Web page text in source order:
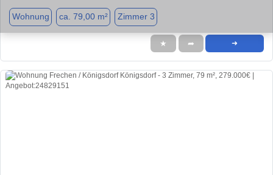
Wohnung ca. 79,00 m² Zimmer 3
★ ➦ ➜